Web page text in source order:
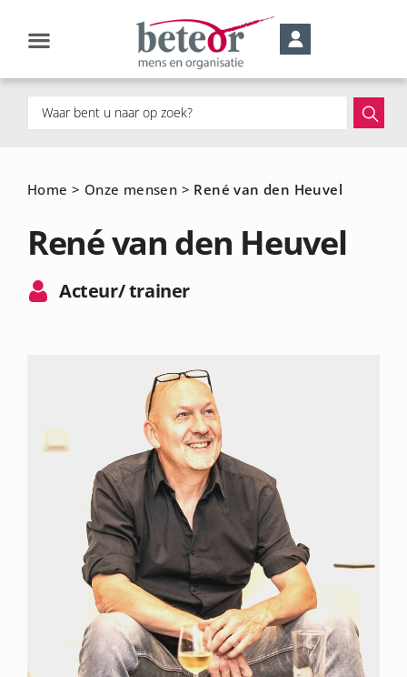
Home > Onze mensen > René van den Heuvel
René van den Heuvel
Acteur/ trainer